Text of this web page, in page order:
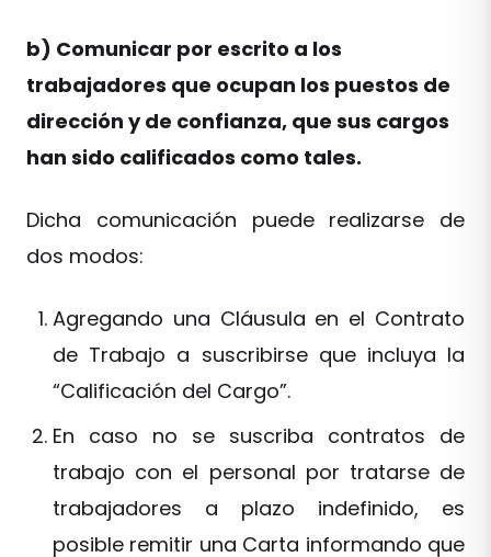
b) Comunicar por escrito a los
trabajadores que ocupan los puestos de
dirección y de confianza, que sus cargos
han sido calificados como tales.
Dicha comunicación puede realizarse de
dos modos:
Agregando una Cláusula en el Contrato
de Trabajo a suscribirse que incluya la
“Calificación del Cargo”.
En caso no se suscriba contratos de
trabajo con el personal por tratarse de
trabajadores a plazo indefinido, es
posible remitir una Carta informando que